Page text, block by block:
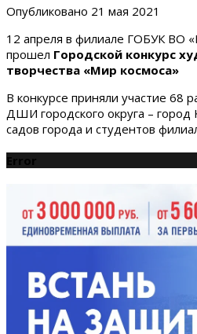
Опубликовано 21 мая 2021
12 апреля в филиале ГОБУК ВО
прошел Городской конкурс
творчества «Мир космоса»
В конкурсе приняли участие
ДШИ городского округа –
садов города и студентов
Error